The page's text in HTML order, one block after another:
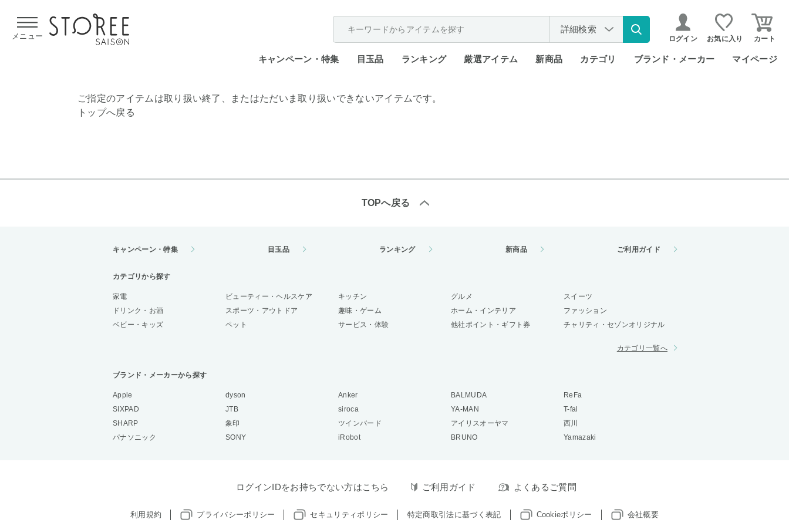
メニュー
詳細検索
ログイン お気に入り カート
キャンペーン・特集 目玉品 ランキング 厳選アイテム 新商品 カテゴリ ブランド・メーカー マイページ
ご指定のアイテムは取り扱い終了、またはただいま取り扱いできないアイテムです。
トップへ戻る
TOPへ戻る
キャンペーン・特集 目玉品 ランキング 新商品 ご利用ガイド
カテゴリから探す
家電 ビューティー・ヘルスケア キッチン グルメ
スイーツ
ドリンク・お酒
スポーツ・アウトドア 趣味・ゲーム ホーム・インテリア
ファッション
ベビー・キッズ
ペット サービス・体験 他社ポイント・ギフト券 チャリティ・セゾンオリジナル
カテゴリ一覧へ
ブランド・メーカーから探す
Apple dyson Anker BALMUDA
ReFa
SIXPAD
JTB siroca YA-MAN
T-fal
SHARP
象印 ツインバード アイリスオーヤマ
西川
パナソニック
SONY iRobot BRUNO Yamazaki
ログインIDをお持ちでない方はこちら ご利用ガイド よくあるご質問
利用規約 プライバシーポリシー セキュリティポリシー 特定商取引法に基づく表記 Cookieポリシー 会社概要